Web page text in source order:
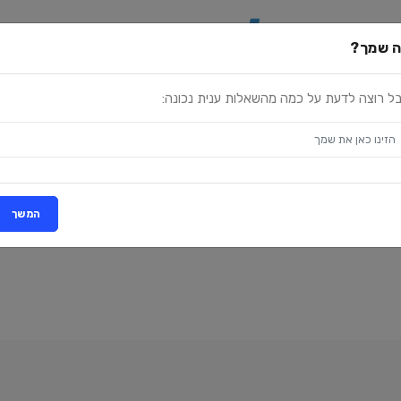
שאלותטריוויה שמך?
רוצה לדעת על כמה מהשאלות ענית נכונה:
המשך